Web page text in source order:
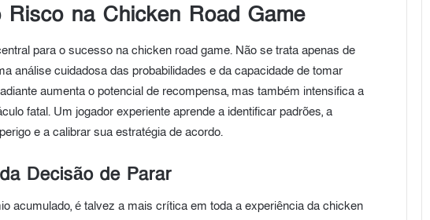
na Chicken Road Game
para o sucesso na chicken road game. Não se trata apenas de
análise cuidadosa das probabilidades e da capacidade de tomar
aumenta o potencial de recompensa, mas também intensifica a
fatal. Um jogador experiente aprende a identificar padrões, a
e a calibrar sua estratégia de acordo.
Decisão de Parar
acumulado, é talvez a mais crítica em toda a experiência da chicken